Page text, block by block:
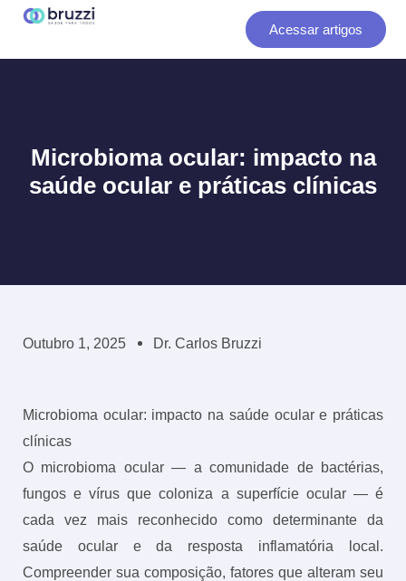
o
Acessar artigos
Microbioma ocular: impacto na
saúde ocular e práticas clínicas
Outubro 1, 2025 Dr. Carlos Bruzzi
Microbioma ocular: impacto na saúde ocular e práticas
clínicas
O microbioma ocular — a comunidade de bactérias,
fungos e vírus que coloniza a superfície ocular — é
cada vez mais reconhecido como determinante da
saúde ocular e da resposta inflamatória local.
Compreender sua composição, fatores que alteram seu